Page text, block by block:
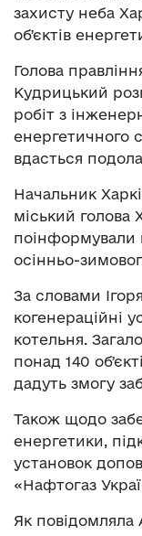
захисту неба
обʼєктів
Голова
Кудрицький
робіт з
енергетичного
вдасться
Начальник
міський голова
поінформували
осінньо-
За словами
когенераційні
котельня.
понад 140
дадуть змогу
Також щодо
енергетики,
установок
«Нафтогаз
Як